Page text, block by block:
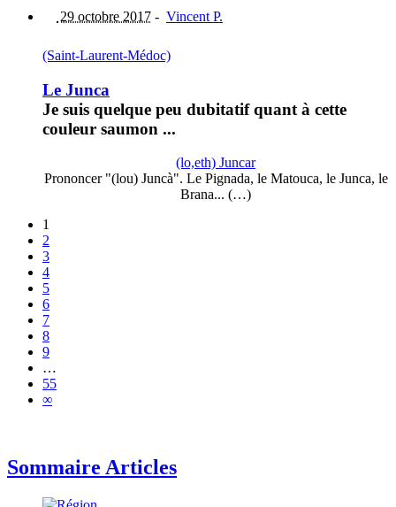
29 octobre 2017 - Vincent P.
(Saint-Laurent-Médoc)
Le Junca
Je suis quelque peu dubitatif quant à cette
couleur saumon ...
(lo,eth) Juncar
Prononcer "(lou) Juncà". Le Pignada, le Matouca, le Junca, le
Brana... (…)
1
2
3
4
5
6
7
8
9
…
55
∞
Sommaire Articles